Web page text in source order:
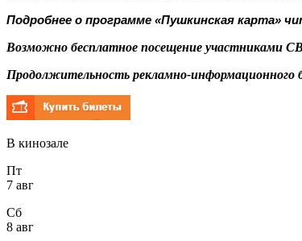
Подробнее о программе «Пушкинская карта»
Возможно бесплатное посещение участниками
Продолжительность рекламно-информационного
В кинозале
Пт
7 авг
Сб
8 авг